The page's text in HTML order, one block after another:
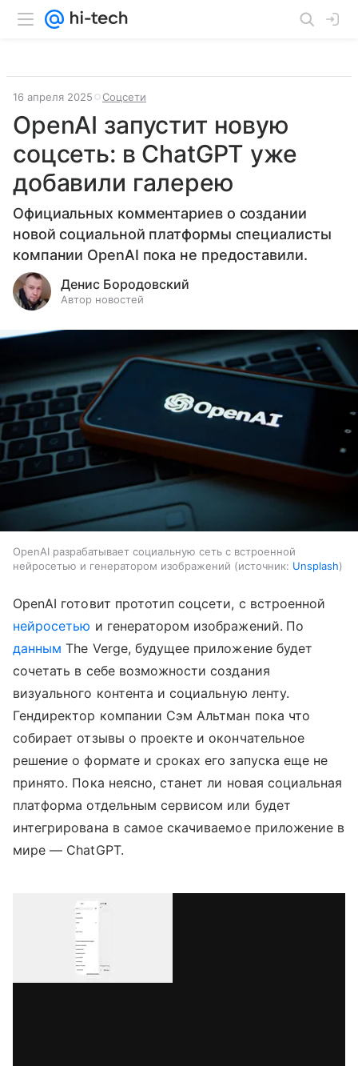
16 апреля 2025 Соцсети
OpenAI запустит новую
соцсеть: в ChatGPT уже
добавили галерею
Официальных комментариев о создании
новой социальной платформы специалисты
компании OpenAI пока не предоставили.
Денис Бородовский
Автор новостей
OpenAI разрабатывает социальную сеть с встроенной
нейросетью и генератором изображений
источник: Unsplash
OpenAI готовит прототип соцсети, с встроенной
нейросетью и генератором изображений. По
данным The Verge, будущее приложение будет
сочетать в себе возможности создания
визуального контента и социальную ленту.
Гендиректор компании Сэм Альтман пока что
собирает отзывы о проекте и окончательное
решение о формате и сроках его запуска еще не
принято. Пока неясно, станет ли новая социальная
платформа отдельным сервисом или будет
интегрирована в самое скачиваемое приложение в
мире — ChatGPT.